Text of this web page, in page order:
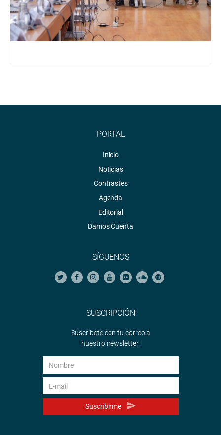
PORTAL
Inicio
Noticias
Contrastes
Agenda
Editorial
Damos Cuenta
SÍGUENOS
SUSCRIPCIÓN
Suscríbete con tu correo a
nuestro newsletter.
Suscribirme